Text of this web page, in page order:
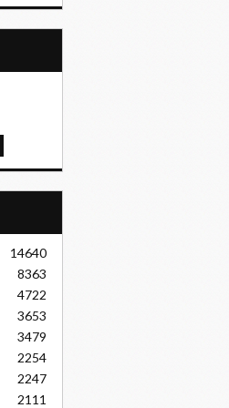
14640
8363
4722
3653
3479
2254
2247
2111